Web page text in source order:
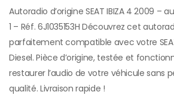
Autoradio d’origine SEAT IBIZA 4 2009 –
1 – Réf. 6J1035153H Découvrez cet
parfaitement compatible avec votre
Diesel. Pièce d’origine, testée et
restaurer l’audio de votre véhicule sans
qualité. Livraison rapide !